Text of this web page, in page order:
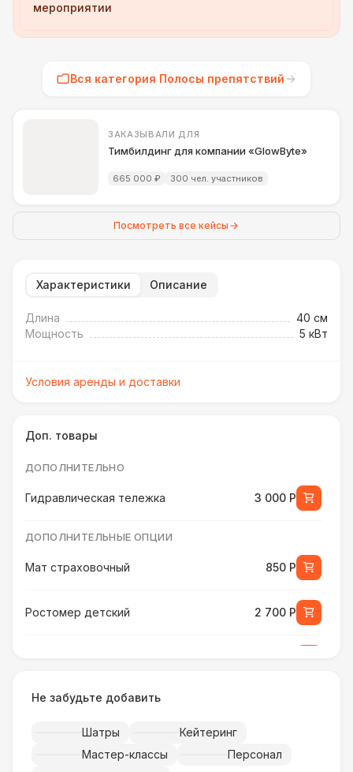
мероприятии
Вся категория Полосы препятствий
ЗАКАЗЫВАЛИ ДЛЯ
Тимбилдинг для компании «GlowByte»
665 000 ₽ 300 чел. участников
Посмотреть все кейсы
Характеристики Описание
Длина
40 см
Мощность
5 кВт
Условия аренды и доставки
Доп. товары
ДОПОЛНИТЕЛЬНО
Гидравлическая тележка 3 000 Р
ДОПОЛНИТЕЛЬНЫЕ ОПЦИИ
Мат страховочный 850 Р
Ростомер детский 2 700 Р
Музыкальное сопровождение
Не забудьте добавить
Шатры
Кейтеринг
Мастер-классы
Персонал